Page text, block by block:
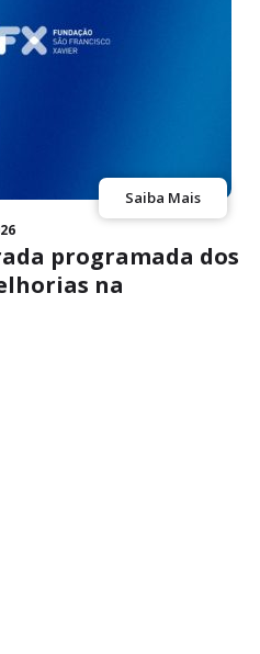
Saiba Mais
programada dos
na